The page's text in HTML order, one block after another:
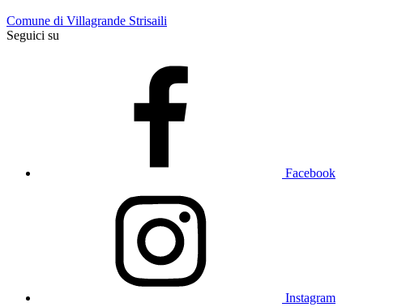
Comune di Villagrande Strisaili
Seguici su
Facebook
Instagram